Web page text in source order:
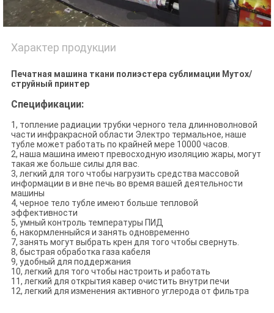
Характер продукции
Печатная машина ткани полиэстера сублимации Мутох/
струйный принтер
Спецификации:
1, топление радиации трубки черного тела длинноволновой
части инфракрасной области Электро термальное, наше
тубле может работать по крайней мере 10000 часов.
2, наша машина имеют превосходную изоляцию жары, могут
такая же больше силы для вас.
3, легкий для того чтобы нагрузить средства массовой
информации в и вне печь во время вашей деятельности
машины
4, черное тело тубле имеют больше тепловой
эффективности
5, умный контроль температуры ПИД
6, накормленныйся и занять одновременно
7, занять могут выбрать крен для того чтобы свернуть.
8, быстрая обработка газа кабеля
9, удобный для поддержания
10, легкий для того чтобы настроить и работать
11, легкий для открытия кавер очистить внутри печи
12, легкий для изменения активного углерода от фильтра